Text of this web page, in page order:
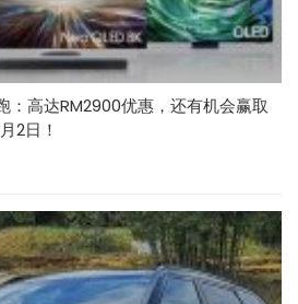
高达RM2900优惠，还有机会赢取
2日！